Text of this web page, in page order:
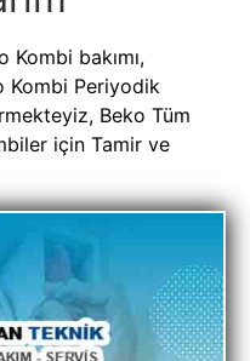
Kombi bakımı,
Kombi Periyodik
Beko Tüm
için Tamir ve